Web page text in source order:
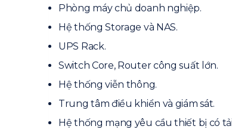
Phòng máy chủ doanh nghiệp.
Hệ thống Storage và NAS.
UPS Rack.
Switch Core, Router công suất lớn.
Hệ thống viễn thông.
Trung tâm điều khiển và giám sát.
Hệ thống mạng yêu cầu thiết bị có